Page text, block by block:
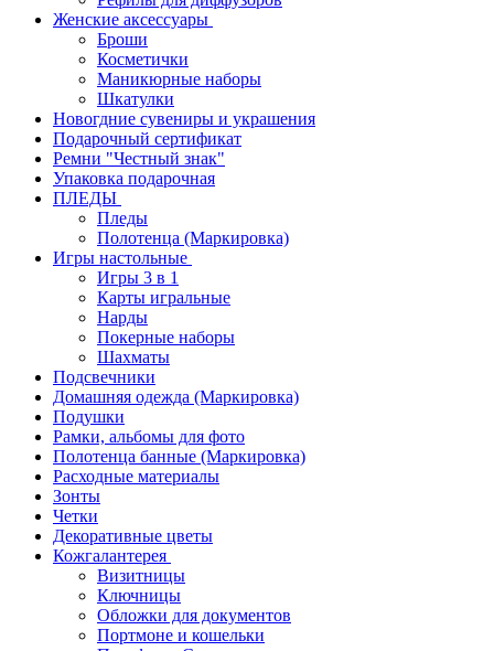
Женские аксессуары
Броши
Косметички
Маникюрные наборы
Шкатулки
Новогдние сувениры и украшения
Подарочный сертификат
Ремни "Честный знак"
Упаковка подарочная
ПЛЕДЫ
Пледы
Полотенца (Маркировка)
Игры настольные
Игры 3 в 1
Карты игральные
Нарды
Покерные наборы
Шахматы
Подсвечники
Домашняя одежда (Маркировка)
Подушки
Рамки, альбомы для фото
Полотенца банные (Маркировка)
Расходные материалы
Зонты
Четки
Декоративные цветы
Кожгалантерея
Визитницы
Ключницы
Обложки для документов
Портмоне и кошельки